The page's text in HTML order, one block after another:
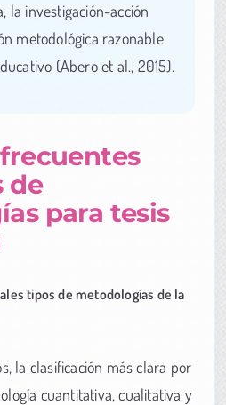
la investigación-acción
metodológica razonable
(Abero et al., 2015).
de
para tesis
tipos de metodologías de la
la clasificación más clara por
cuantitativa, cualitativa y